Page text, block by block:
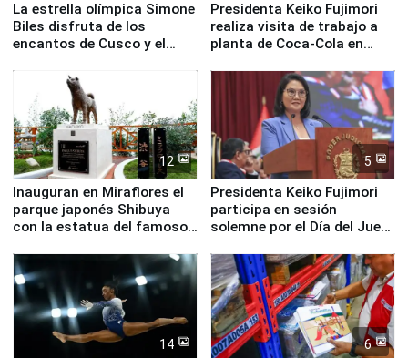
La estrella olímpica Simone
Biles disfruta de los
encantos de Cusco y el
Presidenta Keiko Fujimori
realiza visita de trabajo a
planta de Coca-Cola en
12
Inauguran en Miraflores el
parque japonés Shibuya
con la estatua del famoso
5
Presidenta Keiko Fujimori
participa en sesión
solemne por el Día del Juez
14 6